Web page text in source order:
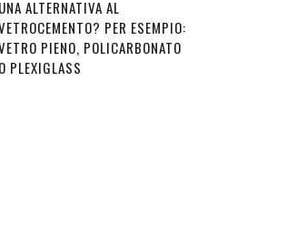
UNA ALTERNATIVA AL
PER ESEMPIO:
PIENO, POLICARBONATO
O PLEXIGLASS